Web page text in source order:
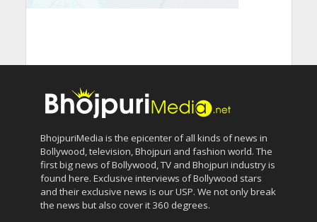
BhojpuriMedia is the epicenter of all kinds of news in
Bollywood, television, Bhojpuri and fashion world. The
first big news of Bollywood, TV and Bhojpuri industry is
found here. Exclusive interviews of Bollywood stars
and their exclusive news is our USP. We not only break
the news but also cover it 360 degrees.